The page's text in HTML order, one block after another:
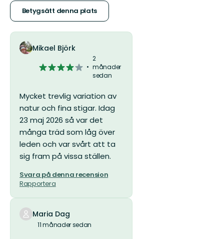
5
stjärnor
Betygsätt denna plats
Mikael Björk
4
stjärnor
2
månader
sedan
Mycket trevlig variation av
natur och fina stigar. Idag
23 maj 2026 så var det
många träd som låg över
leden och var svårt att ta
sig fram på vissa ställen.
Svara på denna recension
Rapportera
Maria Dag
11 månader sedan